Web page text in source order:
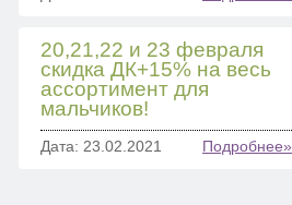
20,21,22 и 23 февраля
скидка ДК+15% на весь
ассортимент для
мальчиков!
Дата: 23.02.2021 Подробнее»